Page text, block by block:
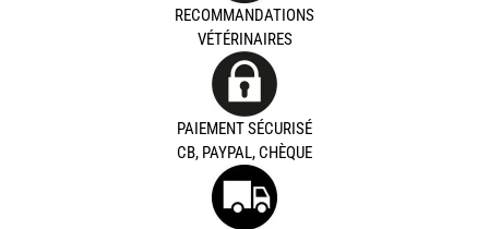
RECOMMANDATIONS
VÉTÉRINAIRES
PAIEMENT SÉCURISÉ
CB, PAYPAL, CHÈQUE